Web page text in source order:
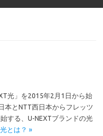
光」を2015年2月1日から始
本とNTT西日本からフレッツ
する、U-NEXTブランドの光
とは？ »